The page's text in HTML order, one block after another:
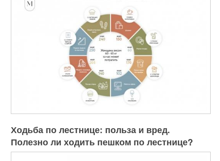
Ходьба по лестнице: польза и вред.
Полезно ли ходить пешком по лестнице?